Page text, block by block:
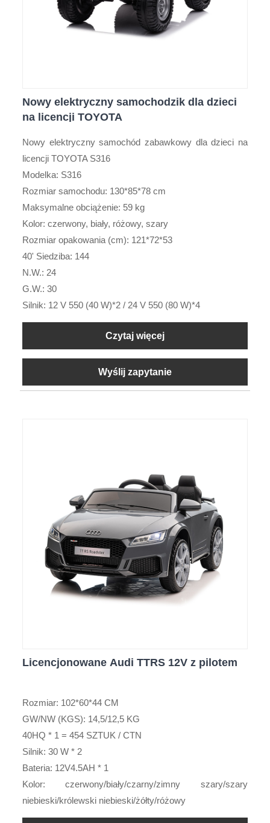
Nowy elektryczny samochodzik dla dzieci
na licencji TOYOTA
Nowy elektryczny samochód zabawkowy dla dzieci na
licencji TOYOTA S316
Modelka: S316
Rozmiar samochodu: 130*85*78 cm
Maksymalne obciążenie: 59 kg
Kolor: czerwony, biały, różowy, szary
Rozmiar opakowania (cm): 121*72*53
40' Siedziba: 144
N.W.: 24
G.W.: 30
Silnik: 12 V 550 (40 W)*2 / 24 V 550 (80 W)*4
Czytaj więcej
Wyślij zapytanie
Licencjonowane Audi TTRS 12V z pilotem
Rozmiar: 102*60*44 CM
GW/NW (KGS): 14,5/12,5 KG
40HQ * 1 = 454 SZTUK / CTN
Silnik: 30 W * 2
Bateria: 12V4.5AH * 1
Kolor: czerwony/biały/czarny/zimny szary/szary
niebieski/królewski niebieski/żółty/różowy